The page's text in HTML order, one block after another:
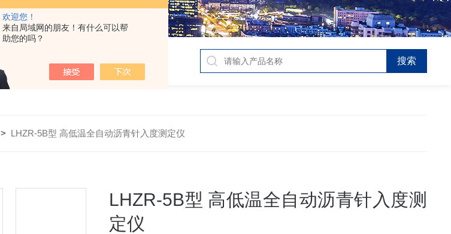
欢迎您！
来自局域网的朋友！有什么可以帮
助您的吗？
> LHZR-5B型 高低温全自动沥青针入度测定仪
LHZR-5B型 高低温全自动沥青针入度测
定仪